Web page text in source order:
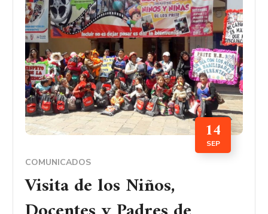
14
SEP
COMUNICADOS
Visita de los Niños,